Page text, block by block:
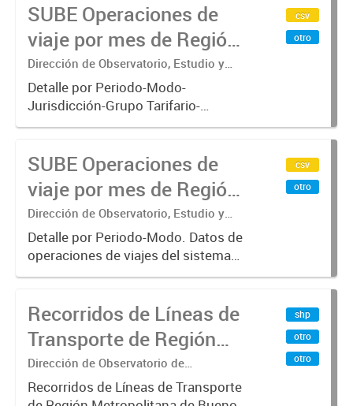
Empresas que operan con
SUBE_x000D_ .-
SUBE Operaciones de
viaje por mes de Región
Metropolitana de
Buenos Aires, agregado
Dirección de Observatorio, Estudio y
Sistemas – Ministerio de Transporte
Detalle por Periodo-Modo-
Jurisdicción-Grupo Tarifario-
Empresa-Línea. Datos de
único de boleto electrónico(SUBE)
para el periodo registrado desde
01/01/2013 hasta...
csv
otro
SUBE Operaciones de
viaje por mes de Región
Metropolitana de
Buenos Aires, agregado
por Periodo-Modo
Dirección de Observatorio, Estudio y
Sistemas – Ministerio de Transporte
Detalle por Periodo-Modo. Datos de
operaciones de viajes del sistema
único de boleto electrónico(SUBE)
01/01/2013 hasta 30/06/2019 para
líneas de transporte urbano...
csv
otro
Recorridos de Líneas de
Transporte de Región
Metropolitana de
Buenos Aires (RMBA)
Dirección de Observatorio de
Transporte, Estudio y Sistemas
Recorridos de Líneas de Transporte
shp
otro
otro